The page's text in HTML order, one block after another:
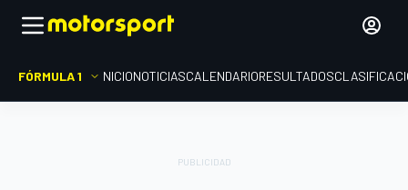
FÓRMULA 1 INICIONOTICIASCALENDARIORESULTADOS